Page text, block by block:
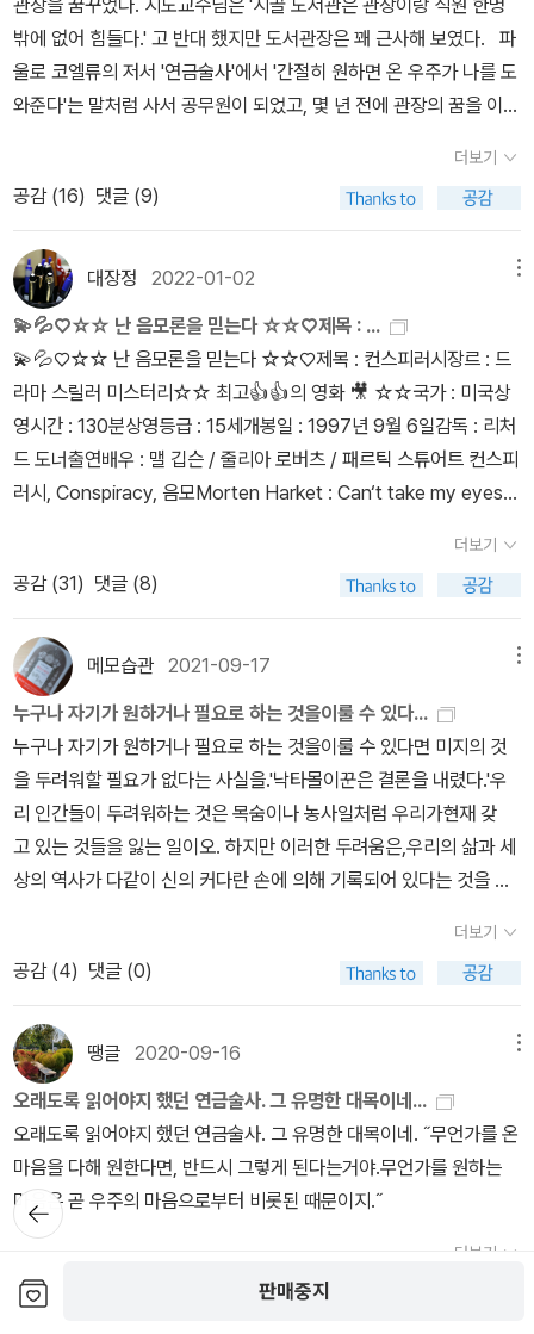
판매중지
다. 보편의 단어 | 이기주자주 읽고 쓰고 말하는 단어들은 우리에게
매우 친숙하게 느껴집니다.저자는 이런 보편의 단어들이 우리의 삶을
떠받치는 든든한 버팀목이 되어준다고 말합니다.언어로 따뜻한 마술
을 부리는 이기주 작가의 『보편의 단어』를 읽다 보면 각자의 삶을 떠
받치는 단어가 무엇인지 돌이켜볼 수 있을 것입니다. 정원가의 열두
달 | 카렐 차페크카렐 차페크의 정원 에세이집으로 가드닝 분야의 독
를 담고 있으며, 가드닝을 넘어 삶에 대한 성찰까지 전하고자 하는 작
가의 메시지가 따뜻하게 다가옵니다.초판 오리지널 삽화가 그대로 수
록되어 있어 빈티지 고전 느낌이 물씬 나 보는 재미가 있습니다. 자기
신뢰 | 랄프 왈도 에머슨초월주의를 처음 주장한 에머슨은 헨리 데이
비드 소로와 함께 초월주의자의 효시로도 알려져 있으며 미국의 개척
·독립정신의 초석이 된 인물이라고도 할 수 있습니다.제목 그대로 자
신을 믿고 자신의 마음에 귀 기울이는 것을 강조하고 있습니다.즉, 자
신의 본질에 집중해야 한다는 것이지요. 교양 고전 독서 | 노명우아무
다면 바로 이 책입니다.학자의 기준으로 선별된 열 두 권의 고전이 담
겨져 있는 『교양 고전 독서』는 저자의 완독 경험을 바탕으로 배경지
식과 핵심 키워드를 얻을 수 있습니다.진부할 것 없이, 재미로만 구성
된 고전이 한가득 들어있어요. 나쁜 감정에 흔들릴 때 읽는 책 | 권수
영나의 진짜 상처를 보듬기 위해서는 먼저 무엇을 해야 할까요?바로
내 마음의 상태에 대해 자세히 알아야 합니다.책에서는 나쁜 감정이
라 일컫는 불안, 죄책감, 분노, 미움, 무력감, 슬픔을 분석해 이를 치유
할 수 있는 과정과 나의 진짜 상처를 보듬는 셀프 감정 코칭 전략을 안
내하고 있습니다. 바이칼호에 비친 내 얼굴 | 이어령지금은 별이 된,
대한민국 대표 지성의 상징인 이어령 선생님의 책으로 과거부터 지금
까지 우리 얼굴에 담긴 비밀과 함께 앞으로의 얼굴 완성법에 대해 이
지하 세입자, 권고사직 실직자.그런 사람이 2년 만에 20여 개 직업, 2
0여 개 사업의 대표가 되었다면...?코로나로 인해 실직당한 후, 저자
는 주저앉지 않고 부자를 끊임없이 연구하게 됩니다.그러다 특별한
알고리즘을 발견하게 되는데... 바로 실력도 중요하지만, 오케팅 능력
이 모든 사람 · 기업 · 제품에 가장 중요하다는 것입니다.책에서는 오
케팅이란 무엇이며 이를 실천하기 위해서는 어떻게 해야 할지 등 1부
터 10까지 모든 것을 알려주고 있어 많은 이들이들에게 영감을 줄 것
입니다. 주식투자 궁금증 300문 300답 | 곽해선주식을 복권 사듯 찍
어 산다는 것은 결국 행운만 바라는 셈이고 고급 정보를 구해 투자해
도 낭패를 보는 일이 허다합니다.결국 주식 투자엔 왕도가 없어 스스
밖에 없어 힘들다.' 고 반대 했지만 도서관장은 꽤 근사해 보였다. 파
울로 코엘류의 저서 '연금술사'에서 '간절히 원하면 온 우주가 나를 도
와준다'는 말처럼 사서 공무원이 되었고, 몇 년 전에 관장의 꿈을 이루
다섯명(사서 네명)에 파트타임으로 청소, 주말 근무를 도와주는 비정
규직 두명이 상주한다. 시골 도서관장은 매력적인 직위다. 도서관을
주도적으로 꾸밀 수 있는 권한이 주어진다. 직장을 옮기면 한 달은 메
모를 하며 방관자적 자세를 취하라고 하지만 마음 급한 나는 다음 날
부터 자료실을 오르락내리락하며 무언가를 조금씩 바꿨다. 먼저 한
일은 환경미화다. 도서관에 들어오면 보이는 자료실 입구의 커다란
목재 사물함을 창고로 내렸다. 빈 공간에는 이용자를 위한 계단식 알
림판을 비치하고, 보랏빛 난 화분을 두었다. 지하부터 2층까지 연결
된 스테인리스 봉에는 작은 화분을 걸었다. 차가웠던 공간이 작은 변
화로 따뜻해졌다. 이용자들은 도서관에 들어오면서 '여자 관장님이
오셨나 봐요. 도서관이 예뻐졌어요.' 칭찬은 고래도 춤추게 한다. 두
번째 한 일은 자료실 북 큐레이션이다. 도서관에 갔을 때 어떤 책을 읽
어야 할지 고민스럽다. 검색하면 되지만 그마저도 귀찮을 때 누군가
내가 잘할 수 있는 분야는 '사서 추천도서' 코너다. 읽어본 책 중에서
무난한, 보편적인 책으로 선정한다. 책을 전시할 책상을 꾸며야 하는
데 마음이 급하니 인터넷으로 주문할 여유가 없다. 다이소에서 3천
원인 식탁보 두장을 샀다. 한 공간은 '사서 추천도서'로 어른을 위한
추천 책 코너다. 박웅현의 '책은 도끼다', 정혜신의 '당신이 옳다', 이기
주의 '언어의 온도', 김형석의 '백 년을 살아보니' 등을 전시했는데 하
루 만에 매진이다. 서점이라면 같은 책을 다시 전시하면 되지만 도서
관엔 단 한 권뿐이다. 수시로 전시대를 기웃거리며 다른 책으로 빈 공
입생을 위한 주제 '학교 가는 날'이다. '학교 가는 날', '학교가 사라진
날', '지각대장 존', '칠판 앞에 나가기 싫어', '조커 학교 가기 싫을 때 쓰
는 카드', '전학 온 첫날' 등의 책을 전시했는데 뜨거운 반응이다. 도
서관에 발령받은 날, 생각보다 이용자가 적어 놀랐다. 인구 2만 3천
명인 읍소재 도서관이지만, 주변에 산업단지가 조성되어 젊은 엄마들
이 많을 텐데... '찾고 싶은 도서관, 또 오고 싶은 도서관'으로 만드는
일이 내 소명이다. 내일은 뭐할
까
2019. 3. 여우꼬리) 전에 적어 두었던 글을 이 공간에 정리해 보려구
더보기
공감 (16) 댓글 (9)
대장정 2022-01-02
💫💦♡☆☆ 난 음모론을 믿는다 ☆☆♡제목 : ...
💫💦♡☆☆ 난 음모론을 믿는다 ☆☆♡제목 : 컨스피러시장르 : 드
라마 스릴러 미스터리☆☆ 최고👍👍의 영화 🎥 ☆☆국가 : 미국상
영시간 : 130분상영등급 : 15세개봉일 : 1997년 9월 6일감독 : 리처
드 도너출연배우 : 맬 깁슨 / 줄리아 로버츠 / 패르틱 스튜어트 컨스피
러시, Conspiracy, 음모Morten Harket : Can‘t take my eyes o
생: 1959. 9. 14. 노르웨이, 처녀자리, 돼지띠나이: 64세(만62세)데
뷔: 1985년 아하 1집 앨범 Hunting High And Low호밀밭의 파수
꾼, 멜깁슨 제리는 이책을 볼때마다 사는 습관이 있다. 집에 엄청나게
쌓여있다.
더보기
공감 (31) 댓글 (8)
메모습관 2021-09-17
누구나 자기가 원하거나 필요로 하는 것을이룰 수 있다...
누구나 자기가 원하거나 필요로 하는 것을이룰 수 있다면 미지의 것
을 두려워할 필요가 없다는 사실을.'낙타몰이꾼은 결론을 내렸다.'우
리 인간들이 두려워하는 것은 목숨이나 농사일처럼 우리가현재 갖
고 있는 것들을 잃는 일이오. 하지만 이러한 두려움은,우리의 삶과 세
상의 역사가 다같이 신의 커다란 손에 의해 기록되어 있다는 것을 이
더보기
공감 (4) 댓글 (0)
땡글 2020-09-16
오래도록 읽어야지 했던 연금술사. 그 유명한 대목이네...
오래도록 읽어야지 했던 연금술사. 그 유명한 대목이네. ˝무언가를 온
마음을 다해 원한다면, 반드시 그렇게 된다는거야.무언가를 원하는
마음은 곧 우주의 마음으로부터 비롯된 때문이지.˝
더보기
공감 (
뒤로가
기